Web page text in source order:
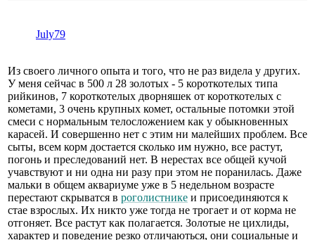
July79
Из своего личного опыта и того, что не раз видела у других.
У меня сейчас в 500 л 28 золотых - 5 короткотелых типа
рийкинов, 7 короткотелых дворняшек от короткотелых с
кометами, 3 очень крупных комет, остальные потомки этой
смеси с нормальным телосложением как у обыкновенных
карасей. И совершенно нет с этим ни малейших проблем. Все
сыты, всем корм достается сколько им нужно, все растут,
погонь и преследований нет. В нерестах все общей кучой
учавствуют и ни одна ни разу при этом не поранилась. Даже
мальки в общем аквариуме уже в 5 недельном возрасте
перестают скрыватся в роголистнике и присоединяются к
стае взрослых. Их никто уже тогда не трогает и от корма не
отгоняет. Все растут как полагается. Золотые не цихлиды,
характер и поведение резко отличаються, они социальные и